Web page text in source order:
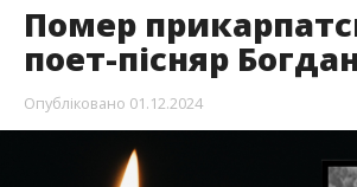
Помер
поет-пісняр
Опубліковано 01.12.2024